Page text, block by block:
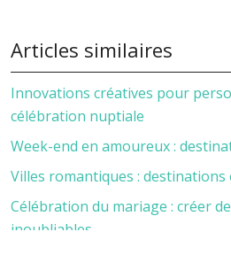
Articles similaires
Innovations créatives pour
célébration nuptiale
Week-end en amoureux :
Villes romantiques :
Célébration du mariage : créer
inoubliables